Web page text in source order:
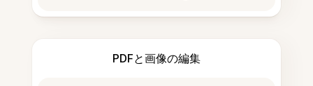
PDFと画像の編集